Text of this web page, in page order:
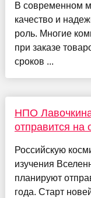
В современном
качество и
роль. Многие
при заказе
сроков ...
НПО
отправится на
Российскую
изучения
планируют
года. Старт